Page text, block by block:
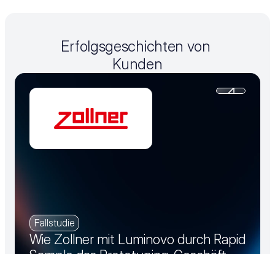
Erfolgsgeschichten von
Kunden
Fallstudie
Wie Zollner mit Luminovo durch Rapid